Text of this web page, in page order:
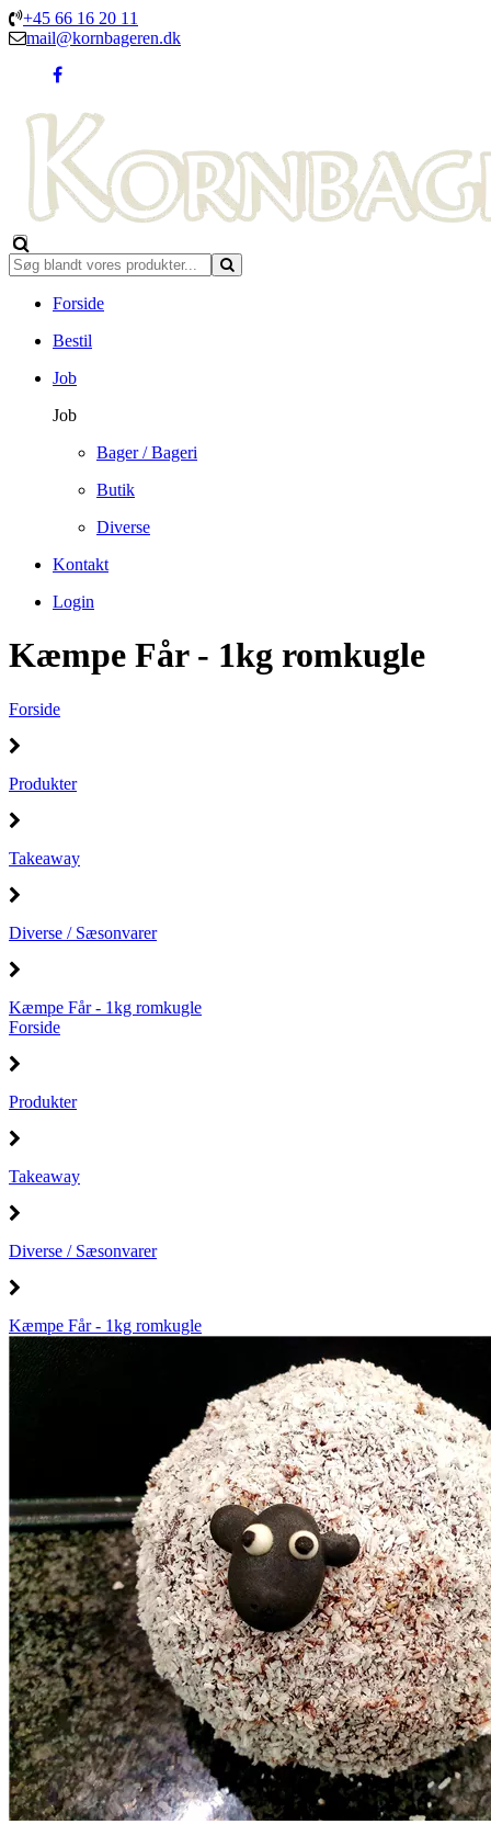
+45 66 16 20 11
mail@kornbageren.dk
Forside
Bestil
Job
Job
Bager / Bageri
Butik
Diverse
Kontakt
Login
Kæmpe Får - 1kg romkugle
Forside
Produkter
Takeaway
Diverse / Sæsonvarer
Kæmpe Får - 1kg romkugle
Forside
Produkter
Takeaway
Diverse / Sæsonvarer
Kæmpe Får - 1kg romkugle